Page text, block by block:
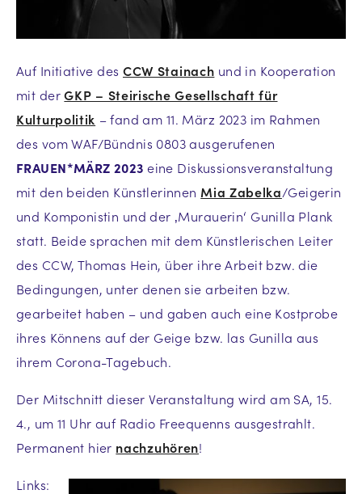
Auf Initiative des CCW Stainach und in Kooperation
mit derGKP – Steirische Gesellschaft für
Kulturpolitik – fand am 11. März 2023 im Rahmen
des vom WAF/Bündnis 0803 ausgerufenen
FRAUEN*MÄRZ 2023 eine Diskussionsveranstaltung
mit den beiden Künstlerinnen Mia Zabelka/Geigerin
und Komponistin und der ‚Murauerin‘ Gunilla Plank
statt. Beide sprachen mit dem Künstlerischen Leiter
des CCW, Thomas Hein, über ihre Arbeit bzw. die
Bedingungen, unter denen sie arbeiten bzw.
gearbeitet haben – und gaben auch eine Kostprobe
ihres Könnens auf der Geige bzw. las Gunilla aus
ihrem Corona-Tagebuch.
Der Mitschnitt dieser Veranstaltung wird am SA, 15.
4., um 11 Uhr auf Radio Freequenns ausgestrahlt.
Permanent hier nachzuhören!
Links: